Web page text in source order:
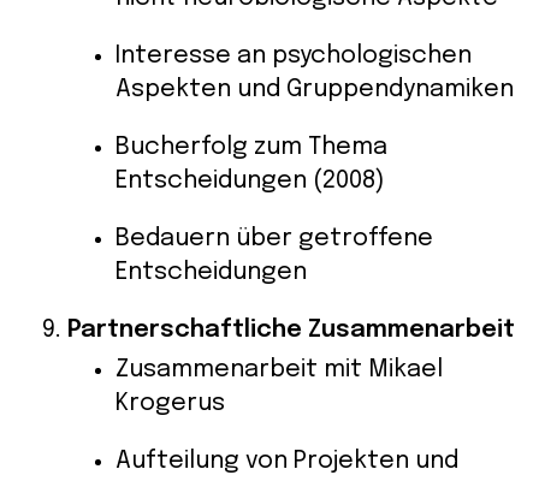
Interesse an psychologischen
Aspekten und Gruppendynamiken
Bucherfolg zum Thema
Entscheidungen (2008)
Bedauern über getroffene
Entscheidungen
Partnerschaftliche Zusammenarbeit
Zusammenarbeit mit Mikael
Krogerus
Aufteilung von Projekten und